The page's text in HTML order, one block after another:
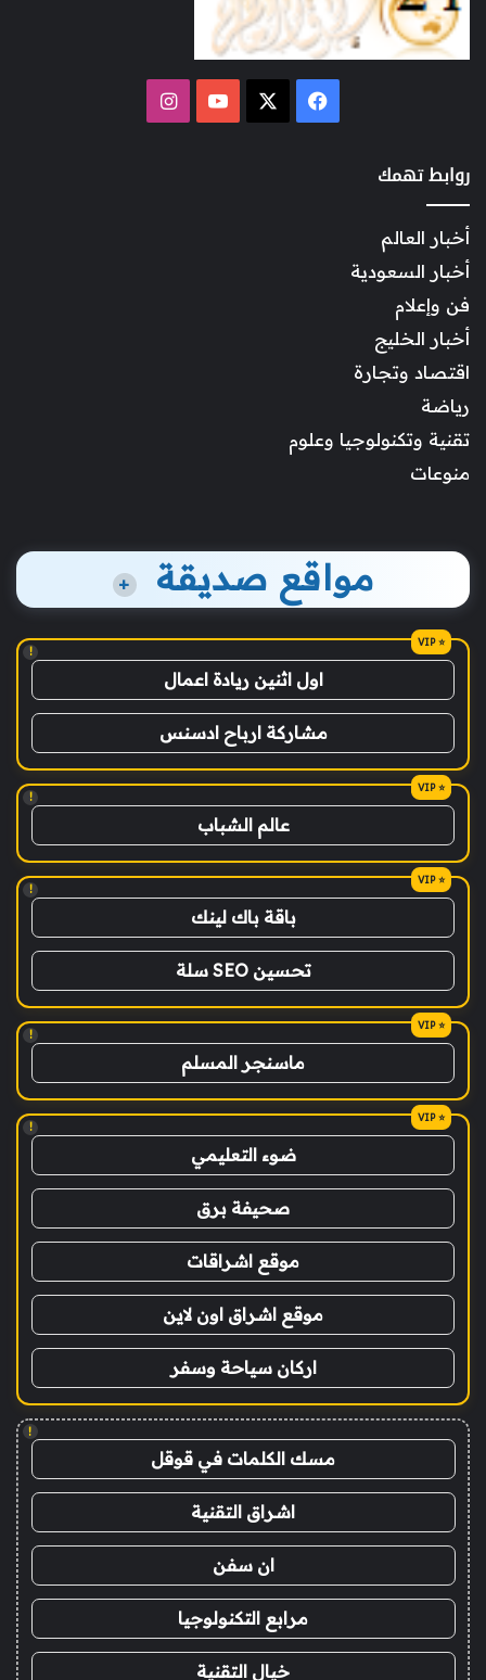
فيسبوك ‫YouTubeانستقرام
روابط تهمك
أخبار العالم
أخبار السعودية
فن وإعلام
أخبار الخليج
اقتصاد وتجارة
رياضة
تقنية وتكنولوجيا وعلوم
منوعات
مواقع صديقة +
!
اول اثنين ريادة اعمال
مشاركة ارباح ادسنس
!
عالم الشباب
!
باقة باك لينك
تحسين SEO سلة
!
ماسنجر المسلم
!
ضوء التعليمي
صحيفة برق
موقع اشراقات
موقع اشراق اون لاين
اركان سياحة وسفر
!
مسك الكلمات في قوقل
اشراق التقنية
ان سفن
مرابع التكنولوجيا
خيال التقنية